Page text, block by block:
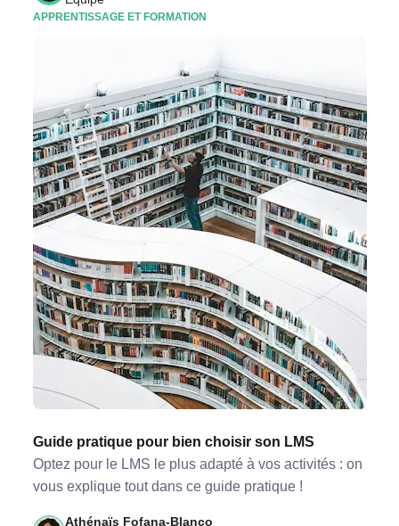
APPRENTISSAGE ET FORMATION
Guide pratique pour bien choisir son LMS
Optez pour le LMS le plus adapté à vos activités : on
vous explique tout dans ce guide pratique !
Athénaïs Fofana-Blanco